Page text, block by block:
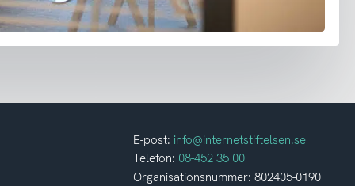
E-post: info@internetstiftelsen.se
Telefon: 08-452 35 00
Organisationsnummer: 802405-0190